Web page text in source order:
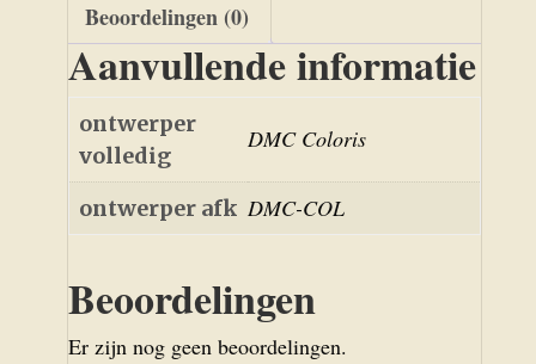
Beoordelingen (0)
Aanvullende informatie
ontwerper
volledig
DMC Coloris
ontwerper afk DMC-COL
Beoordelingen
Er zijn nog geen beoordelingen.